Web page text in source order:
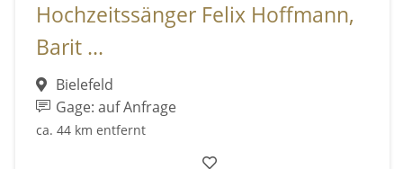
Hochzeitssänger Felix Hoffmann,
Barit ...
Bielefeld
Gage: auf Anfrage
ca. 44 km entfernt